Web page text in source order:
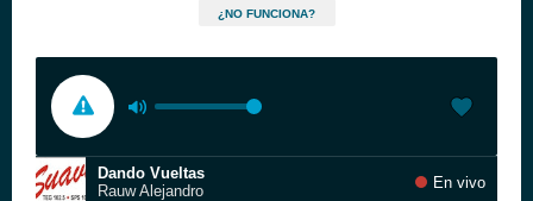
¿NO FUNCIONA?
Dando Vueltas
Rauw Alejandro
En vivo